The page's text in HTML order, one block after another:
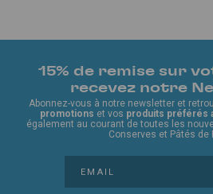
15% de remise sur
recevez notre
Abonnez-vous à notre newsletter et
promotions et vos produits préférés
également au courant de toutes les
Conserves et Pâtés de